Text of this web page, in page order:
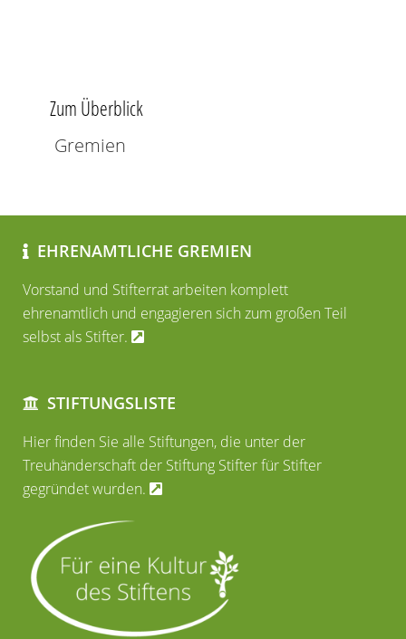
Zum Überblick
Gremien
EHRENAMTLICHE GREMIEN
Vorstand und Stifterrat arbeiten komplett
ehrenamtlich und engagieren sich zum großen Teil
selbst als Stifter.
STIFTUNGSLISTE
Hier finden Sie alle Stiftungen, die unter der
Treuhänderschaft der Stiftung Stifter für Stifter
gegründet wurden.